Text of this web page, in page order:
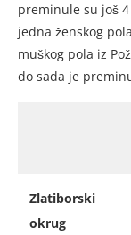
preminule su još
jedna ženskog
muškog pola iz
do sada je
Zlatiborski
okrug